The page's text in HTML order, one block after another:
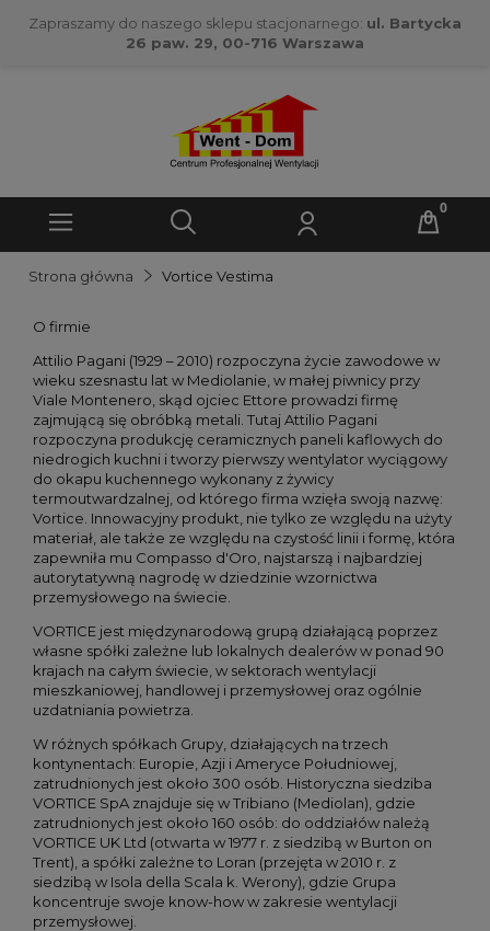
Zapraszamy do naszego sklepu stacjonarnego: ul. Bartycka
26 paw. 29, 00-716 Warszawa
Strona główna Vortice Vestima
O firmie
Attilio Pagani (1929 – 2010) rozpoczyna życie zawodowe w
wieku szesnastu lat w Mediolanie, w małej piwnicy przy
Viale Montenero, skąd ojciec Ettore prowadzi firmę
zajmującą się obróbką metali. Tutaj Attilio Pagani
rozpoczyna produkcję ceramicznych paneli kaflowych do
niedrogich kuchni i tworzy pierwszy wentylator wyciągowy
do okapu kuchennego wykonany z żywicy
termoutwardzalnej, od którego firma wzięła swoją nazwę:
Vortice. Innowacyjny produkt, nie tylko ze względu na użyty
materiał, ale także ze względu na czystość linii i formę, która
zapewniła mu Compasso d'Oro, najstarszą i najbardziej
autorytatywną nagrodę w dziedzinie wzornictwa
przemysłowego na świecie.
VORTICE jest międzynarodową grupą działającą poprzez
własne spółki zależne lub lokalnych dealerów w ponad 90
krajach na całym świecie, w sektorach wentylacji
mieszkaniowej, handlowej i przemysłowej oraz ogólnie
uzdatniania powietrza.
W różnych spółkach Grupy, działających na trzech
kontynentach: Europie, Azji i Ameryce Południowej,
zatrudnionych jest około 300 osób. Historyczna siedziba
VORTICE SpA znajduje się w Tribiano (Mediolan), gdzie
zatrudnionych jest około 160 osób: do oddziałów należą
VORTICE UK Ltd (otwarta w 1977 r. z siedzibą w Burton on
Trent), a spółki zależne to Loran (przejęta w 2010 r. z
siedzibą w Isola della Scala k. Werony), gdzie Grupa
koncentruje swoje know-how w zakresie wentylacji
przemysłowej.